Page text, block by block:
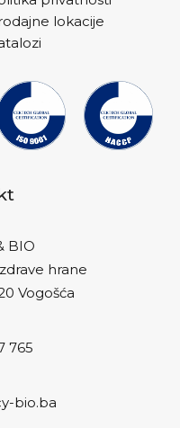
lokacije
BIO
hrane
Vogošća
765
bio.ba